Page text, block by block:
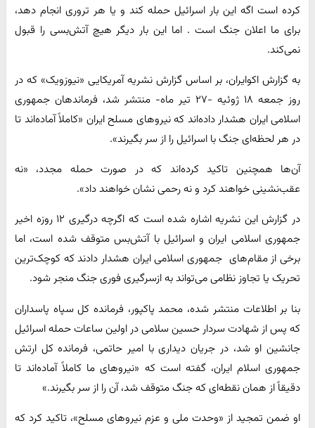
کرده است اگه این بار اسرائیل حمله کند و یا هر تروری انجام دهد،
برای ما اعلان جنگ است . اما این بار دیگر هیچ آتش‌بسی را قبول
نمی‌کند.
به گزارش اکوایران، بر اساس گزارش نشریه آمریکایی «نیوزویک» که در
روز جمعه ۱۸ ژوئیه -۲۷ تیر ماه- منتشر شد، فرماندهان جمهوری
اسلامی ایران هشدار داده‌اند که نیروهای مسلح ایران «کاملاً آماده‌اند تا
در هر لحظه‌ای جنگ با اسرائیل را از سر بگیرند».
آن‌ها همچنین تاکید کرده‌اند که در صورت حمله مجدد، «نه
عقب‌نشینی خواهند کرد و نه رحمی نشان خواهند داد».
در گزارش این نشریه اشاره شده است که اگرچه درگیری ۱۲ روزه اخیر
جمهوری اسلامی ایران و اسرائیل با آتش‌بس متوقف شده است، اما
برخی از مقام‌های جمهوری اسلامی ایران هشدار دادند که کوچک‌ترین
تحریک یا تجاوز نظامی می‌تواند به ازسرگیری فوری جنگ منجر شود.
بنا بر اطلاعات منتشر شده، محمد پاکپور، فرمانده کل سپاه پاسداران
که پس از شهادت سردار حسین سلامی در اولین ساعات حمله اسرائیل
جانشین او شد، در جریان دیداری با امیر حاتمی، فرمانده کل ارتش
جمهوری اسلام ایران، گفته است که «نیروهای ما کاملاً آماده‌اند تا
دقیقاً از همان نقطه‌ای که جنگ متوقف شد، آن را از سر بگیرند.»
او ضمن تمجید از «وحدت ملی و عزم نیروهای مسلح»، تاکید کرد که